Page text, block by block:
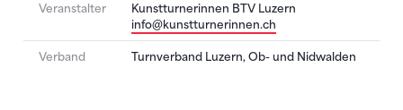
Veranstalter
Kunstturnerinnen BTV Luzern
info@kunstturnerinnen.ch
Verband Turnverband Luzern, Ob- und Nidwalden